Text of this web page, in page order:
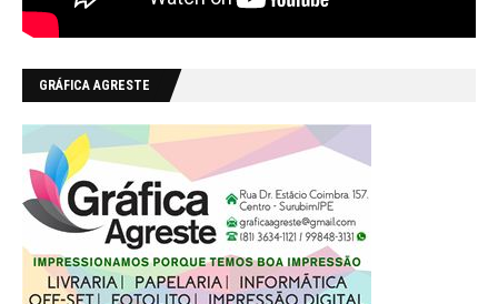
GRÁFICA AGRESTE